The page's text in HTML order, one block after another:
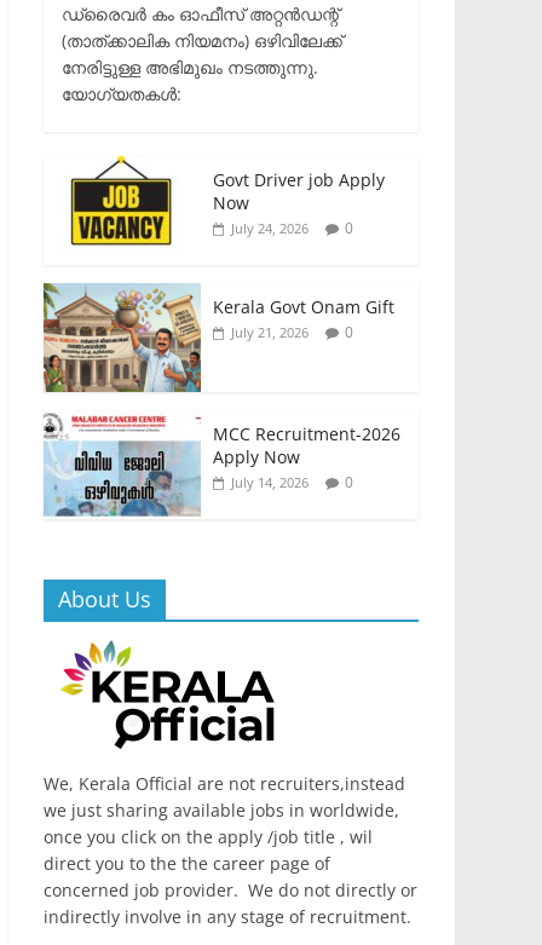
ഡ്രൈവർ കം ഓഫീസ് അറ്റൻഡന്റ്
(താത്ക്കാലിക നിയമനം) ഒഴിവിലേക്ക്
നേരിട്ടുള്ള അഭിമുഖം നടത്തുന്നു.​
യോഗ്യതകൾ:
Govt Driver job Apply
Now
July 24, 2026 0
Kerala Govt Onam Gift
July 21, 2026 0
MCC Recruitment-2026
Apply Now
July 14, 2026 0
About Us
We, Kerala Official are not recruiters,instead
we just sharing available jobs in worldwide,
once you click on the apply /job title , wil
direct you to the the career page of
concerned job provider. We do not directly or
indirectly involve in any stage of recruitment.